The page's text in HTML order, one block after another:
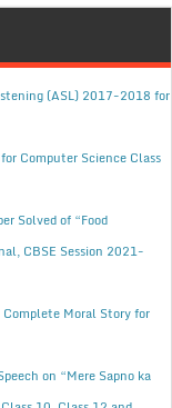
(ASL) 2017-2018 for
Computer Science Class
Solved of “Food
CBSE Session 2021-
Moral Story for
on “Mere Sapno ka